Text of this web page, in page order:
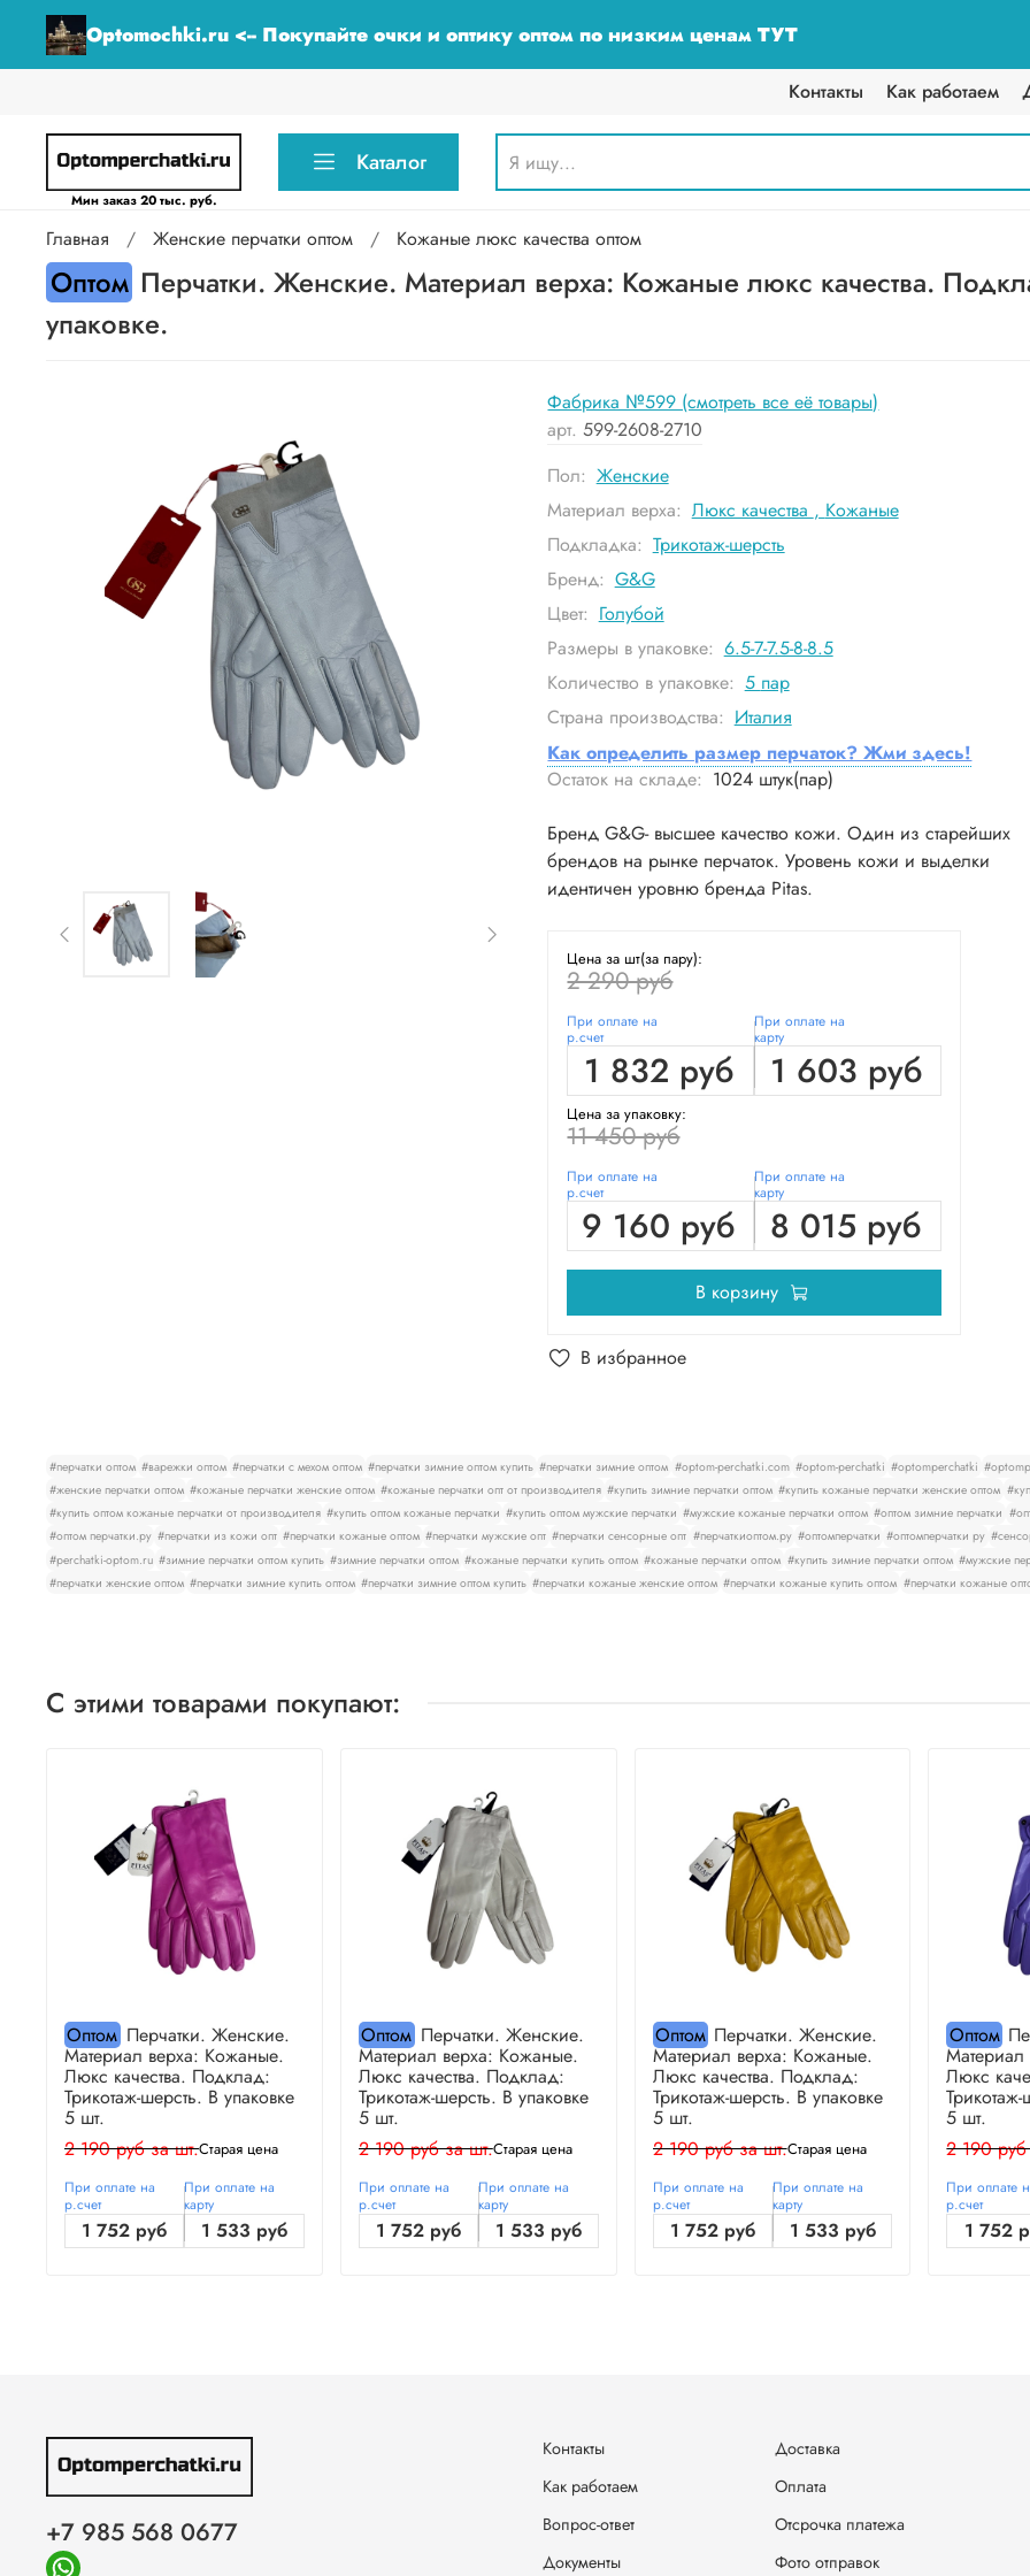
Optomochki.ru <-- Покупайте очки и оптику оптом по низким ценам ТУТ
Контакты Как работаем
Мин заказ 20 тыс. руб.
Каталог
Главная Женские перчатки оптом Кожаные люкс качества оптом
Оптом Перчатки. Женские. Материал верха: Кожаные люкс качества.
упаковке.
Фабрика №599 (смотреть все её товары)
арт.599-2608-2710
Пол: Женские
Материал верха: Люкс качества , Кожаные
Подкладка: Трикотаж-шерсть
Бренд: G&G
Цвет: Голубой
Размеры в упаковке: 6.5-7-7.5-8-8.5
Количество в упаковке: 5 пар
Страна производства: Италия
Как определить размер перчаток? Жми здесь!
Остаток на складе: 1024 штук(пар)
Бренд G&G- высшее качество кожи. Один из старейших
брендов на рынке перчаток. Уровень кожи и выделки
идентичен уровню бренда Pitas.
Цена за шт(за пару):
2 290 руб
При оплате на
р.счет
1 832 руб
При оплате на
карту
1 603 руб
Цена за упаковку:
11 450 руб
При оплате на
р.счет
9 160 руб
При оплате на
карту
8 015 руб
В корзину
В избранное
#перчатки оптом #варежки оптом #перчатки с мехом оптом #перчатки зимние оптом купить #перчатки зимние оптом #optom-perchatki.com #optom-perchatki #optomperchatki
#женские перчатки оптом #кожаные перчатки женские оптом #кожаные перчатки опт от производителя #купить зимние перчатки оптом #купить кожаные перчатки женские оптом
#купить оптом кожаные перчатки от производителя #купить оптом кожаные перчатки #купить оптом мужские перчатки #мужские кожаные перчатки оптом #оптом зимние перчатки
#оптом перчатки.ру #перчатки из кожи опт #перчатки кожаные оптом #перчатки мужские опт #перчатки сенсорные опт #перчаткиоптом.ру #оптомперчатки #оптомперчатки ру
#perchatki-optom.ru #зимние перчатки оптом купить #зимние перчатки оптом #кожаные перчатки купить оптом #кожаные перчатки оптом #купить зимние перчатки оптом #мужские
#перчатки женские оптом #перчатки зимние купить оптом #перчатки зимние оптом купить #перчатки кожаные женские оптом #перчатки кожаные купить оптом #перчатки кожаные
С этими товарами покупают:
ОптомПерчатки. Женские.
Материал верха: Кожаные.
Люкс качества. Подклад:
Трикотаж-шерсть. В упаковке
5 шт.
2 190 руб за шт.Старая цена
При оплате на
р.счет
1 752 руб
При оплате на
карту
1 533 руб
ОптомПерчатки. Женские.
Материал верха: Кожаные.
Люкс качества. Подклад:
Трикотаж-шерсть. В упаковке
5 шт.
2 190 руб за шт.Старая цена
При оплате на
р.счет
1 752 руб
При оплате на
карту
1 533 руб
Оптом Перчатки. Женские.
Материал верха: Кожаные.
Люкс качества. Подклад:
Трикотаж-шерсть. В упаковке
5 шт.
2 190 руб за шт.Старая цена
При оплате на
р.счет
1 752 руб
При оплате на
карту
1 533 руб
Оптом
Люкс
5 шт.
2 190
При оплате
р.счет
1 752
Контакты
Как работаем
Вопрос-ответ
Документы
Доставка
Оплата
Отсрочка платежа
Фото отправок
+7 985 568 0677